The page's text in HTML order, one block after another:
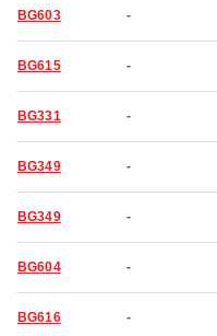
BG603 -
BG615 -
BG331 -
BG349 -
BG349 -
BG604 -
BG616 -